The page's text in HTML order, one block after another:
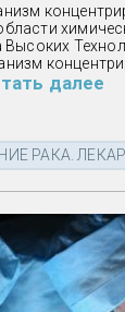
далее
РАКА.